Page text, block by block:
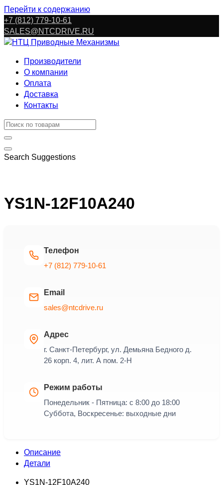
Перейти к содержанию
+7 (812) 779-10-61
SALES@NTCDRIVE.RU
Производители
О компании
Оплата
Доставка
Контакты
Search Suggestions
YS1N-12F10A240
Телефон
+7 (812) 779-10-61
Email
sales@ntcdrive.ru
Адрес
г. Санкт-Петербург, ул. Демьяна Бедного д.
26 корп. 4, лит. А пом. 2-Н
Режим работы
Понедельник - Пятница: с 8:00 до 18:00
Суббота, Воскресенье: выходные дни
Описание
Детали
YS1N-12F10A240